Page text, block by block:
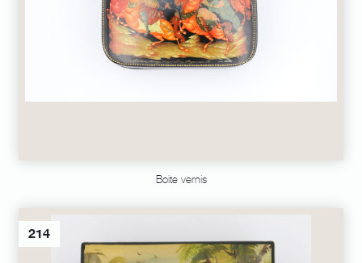
Boite vernis
214